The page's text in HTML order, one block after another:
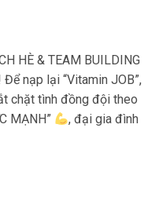
HÈ & TEAM BUILDING
nạp lại “Vitamin JOB”,
chặt tình đồng đội theo
MẠNH”
, đại gia đình